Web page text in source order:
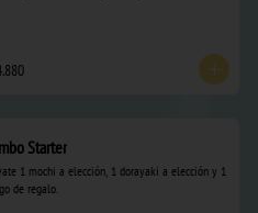
Starter
1 mochi a elección, 1 dorayaki a elección y 1
de regalo.